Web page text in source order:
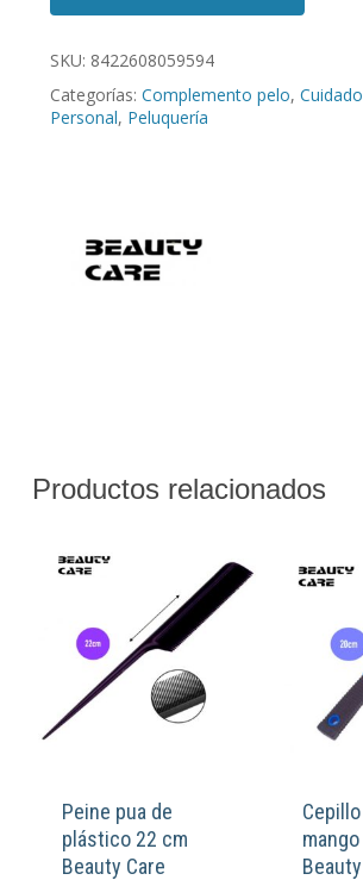
SKU: 8422608059594
Categorías: Complemento pelo,
Personal, Peluquería
Productos relacionados
Peine pua de
plástico 22 cm
Beauty Care